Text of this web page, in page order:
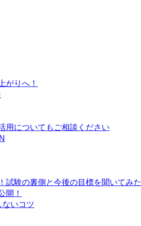
がりへ！
用についてもご相談ください
試験の裏側と今後の目標を聞いてみた
開！
ないコツ